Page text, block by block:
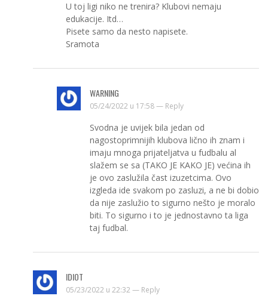
U toj ligi niko ne trenira? Klubovi nemaju
edukacije. Itd…
Pisete samo da nesto napisete.
Sramota
WARNING
05/24/2022 u 17:58 — Reply
Svodna je uvijek bila jedan od
nagostoprimnijih klubova lično ih znam i
imaju mnoga prijateljatva u fudbalu al
slažem se sa (TAKO JE KAKO JE) većina ih
je ovo zaslužila čast izuzetcima. Ovo
izgleda ide svakom po zasluzi, a ne bi dobio
da nije zaslužio to sigurno nešto je moralo
biti. To sigurno i to je jednostavno ta liga
taj fudbal.
IDIOT
05/23/2022 u 22:32 — Reply